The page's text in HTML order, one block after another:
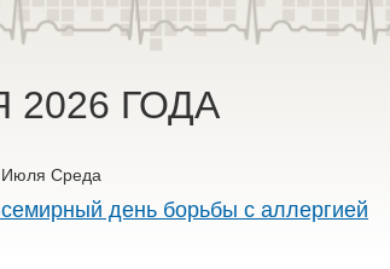
ГОДА
Среда
день борьбы с аллергией